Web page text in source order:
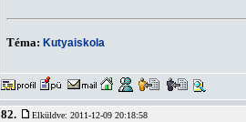
Téma: Kutyaiskola
82. Elküldve: 2011-12-09 20:18:58